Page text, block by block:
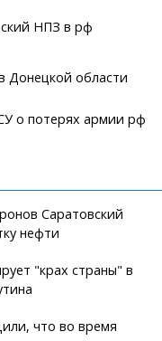
НПЗ в рф
Донецкой области
о потерях армии рф
Саратовский
нефти
"крах страны" в
что во время